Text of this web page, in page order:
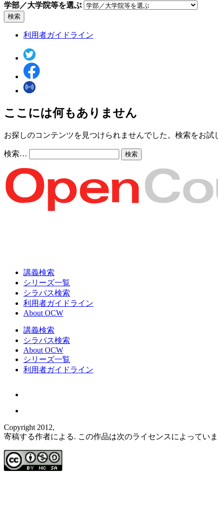
学部／大学院等を選ぶ
検索
利用者ガイドライン
ここには何もありません
お探しのコンテンツを見つけられませんでした。検索をお試
検索…
講義検索
シリーズ一覧
シラバス検索
利用者ガイドライン
About OCW
講義検索
シラバス検索
About OCW
シリーズ一覧
利用者ガイドライン
Copyright 2012,
寄稿する作者による. この作品は次のライセンスによってい